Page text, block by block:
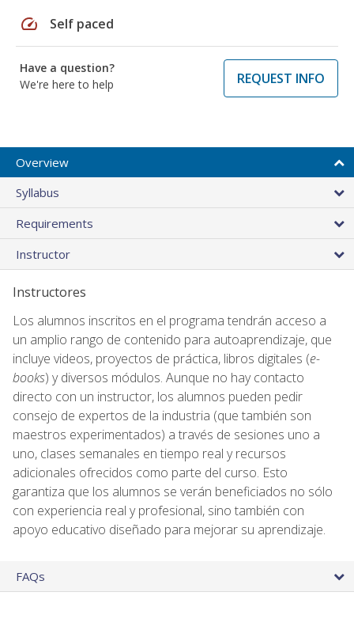
speed Self paced
Have a question?
We're here to help
REQUEST INFO
Overview
Syllabus
Requirements
Instructor
Instructores
Los alumnos inscritos en el programa tendrán acceso a
un amplio rango de contenido para autoaprendizaje, que
incluye videos, proyectos de práctica, libros digitales (e-
books) y diversos módulos. Aunque no hay contacto
directo con un instructor, los alumnos pueden pedir
consejo de expertos de la industria (que también son
maestros experimentados) a través de sesiones uno a
uno, clases semanales en tiempo real y recursos
adicionales ofrecidos como parte del curso. Esto
garantiza que los alumnos se verán beneficiados no sólo
con experiencia real y profesional, sino también con
apoyo educativo diseñado para mejorar su aprendizaje.
FAQs